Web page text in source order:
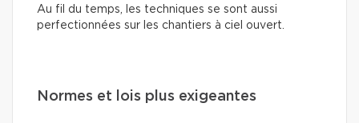
Au fil du temps, les techniques se sont aussi
perfectionnées sur les chantiers à ciel ouvert.
Normes et lois plus exigeantes